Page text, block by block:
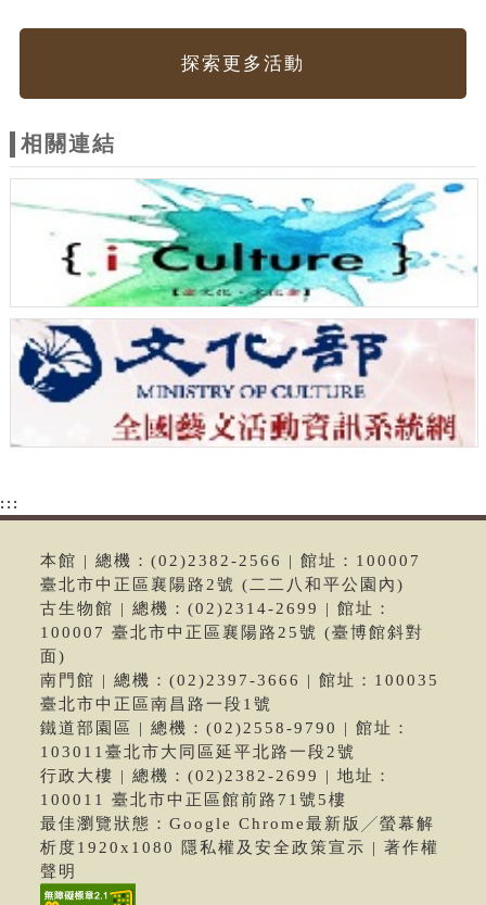
探索更多活動
相關連結
:::
本館 | 總機：(02)2382-2566 | 館址：100007
臺北市中正區襄陽路2號 (二二八和平公園內)
古生物館 | 總機：(02)2314-2699 | 館址：
100007 臺北市中正區襄陽路25號 (臺博館斜對
面)
南門館 | 總機：(02)2397-3666 | 館址：100035
臺北市中正區南昌路一段1號
鐵道部園區 | 總機：(02)2558-9790 | 館址：
103011臺北市大同區延平北路一段2號
行政大樓 | 總機：(02)2382-2699 | 地址：
100011 臺北市中正區館前路71號5樓
最佳瀏覽狀態：Google Chrome最新版╱螢幕解
析度1920x1080 隱私權及安全政策宣示 | 著作權
聲明